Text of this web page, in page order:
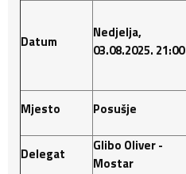
Datum
Nedjelja,
03.08.2025. 21:00
Mjesto
Posušje
Delegat
Glibo Oliver -
Mostar